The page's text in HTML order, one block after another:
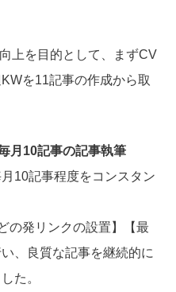
上を目的として、まずCV
を11記事の作成から取
月10記事の記事執筆
10記事程度をコンスタン
の発リンクの設置】【最
、良質な記事を継続的に
た。